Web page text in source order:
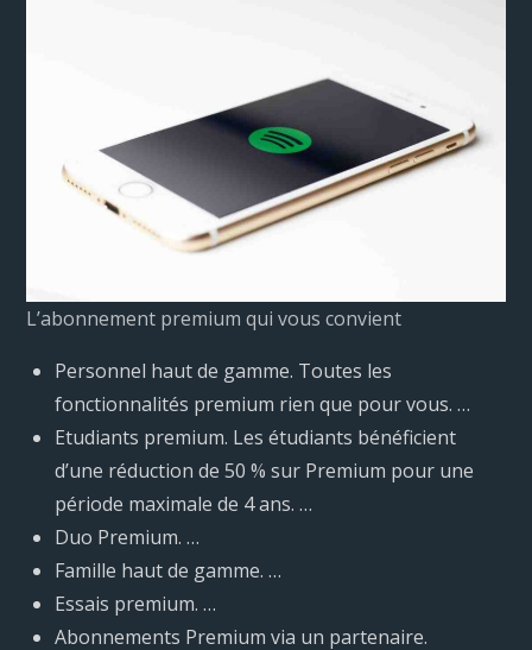
L’abonnement premium qui vous convient
Personnel haut de gamme. Toutes les
fonctionnalités premium rien que pour vous. …
Etudiants premium. Les étudiants bénéficient
d’une réduction de 50 % sur Premium pour une
période maximale de 4 ans. …
Duo Premium. …
Famille haut de gamme. …
Essais premium. …
Abonnements Premium via un partenaire.